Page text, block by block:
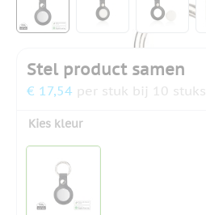
Stel product samen
€ 17,54 per stuk bij 10 stuks
Kies kleur